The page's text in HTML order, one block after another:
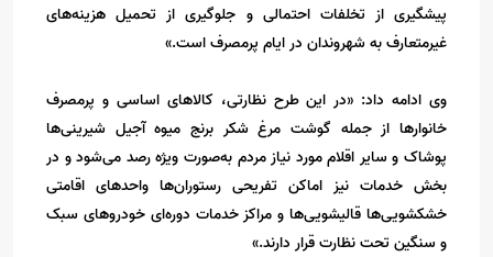
پیشگیری از تخلفات احتمالی و جلوگیری از تحمیل هزینه‌های
غیرمتعارف به شهروندان در ایام پرمصرف است.»
وی ادامه داد: «در این طرح نظارتی، کالاهای اساسی و پرمصرف
خانوارها از جمله گوشت مرغ شکر برنج میوه آجیل شیرینی‌ها
پوشاک و سایر اقلام مورد نیاز مردم به‌صورت ویژه رصد می‌شود و در
بخش خدمات نیز اماکن تفریحی رستوران‌ها واحدهای اقامتی
خشکشویی‌ها قالیشویی‌ها و مراکز خدمات دوره‌ای خودروهای سبک
و سنگین تحت نظارت قرار دارند.»